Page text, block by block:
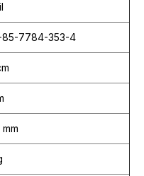
7784-353-4